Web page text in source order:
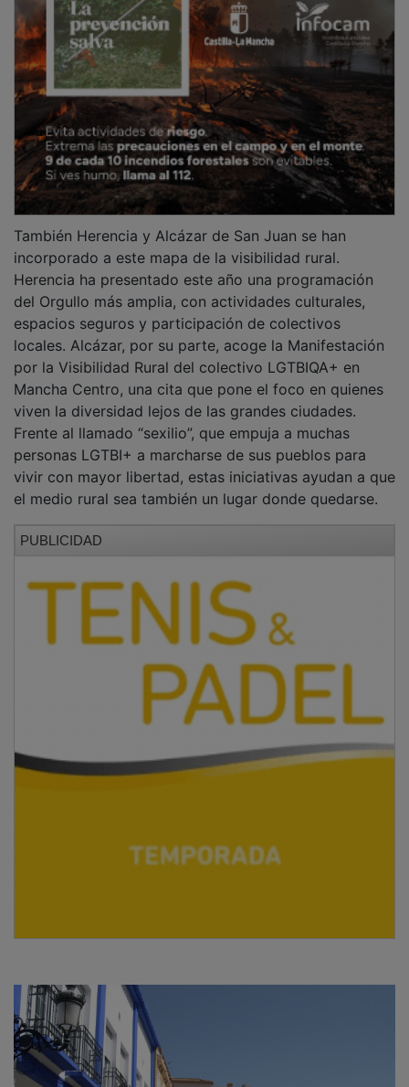
incorporado a este mapa de la visibilidad rural.
Herencia ha presentado este año una programación
del Orgullo más amplia, con actividades culturales,
espacios seguros y participación de colectivos
locales. Alcázar, por su parte, acoge la Manifestación
por la Visibilidad Rural del colectivo LGTBIQA+ en
Mancha Centro, una cita que pone el foco en quienes
viven la diversidad lejos de las grandes ciudades.
Frente al llamado “sexilio”, que empuja a muchas
personas LGTBI+ a marcharse de sus pueblos para
vivir con mayor libertad, estas iniciativas ayudan a que
el medio rural sea también un lugar donde quedarse.